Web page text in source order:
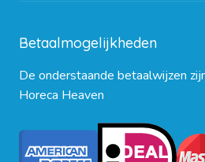
Betaalmogelijkheden
De onderstaande betaalwijzen
Horeca Heaven